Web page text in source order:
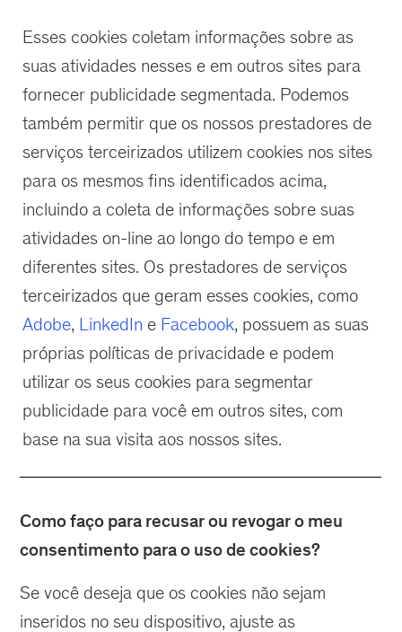
Esses cookies coletam informações sobre as
suas atividades nesses e em outros sites para
fornecer publicidade segmentada. Podemos
também permitir que os nossos prestadores de
serviços terceirizados utilizem cookies nos sites
para os mesmos fins identificados acima,
incluindo a coleta de informações sobre suas
atividades on-line ao longo do tempo e em
diferentes sites. Os prestadores de serviços
terceirizados que geram esses cookies, como
Adobe, LinkedIn e Facebook, possuem as suas
próprias políticas de privacidade e podem
utilizar os seus cookies para segmentar
publicidade para você em outros sites, com
base na sua visita aos nossos sites.
Como faço para recusar ou revogar o meu
consentimento para o uso de cookies?
Se você deseja que os cookies não sejam
inseridos no seu dispositivo, ajuste as